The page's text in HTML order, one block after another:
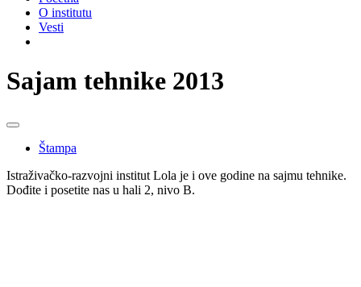
O institutu
Vesti
Sajam tehnike 2013
Štampa
Istraživačko-razvojni institut Lola je i ove godine na sajmu tehnike.
Dođite i posetite nas u hali 2, nivo B.